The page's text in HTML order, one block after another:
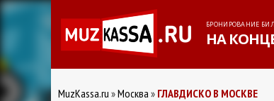
БРОНИРОВАНИЕ
НА
MuzKassa.ru Москва ГЛАВДИСКО В МОСКВЕ